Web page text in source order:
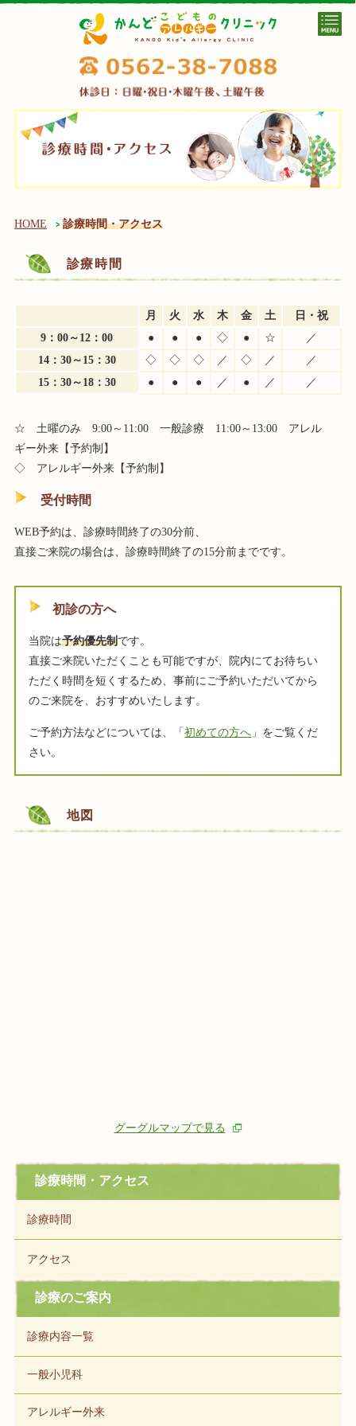
HOME 診療時間・アクセス
診療時間
月 火 水 木 金 土
日・祝
9：00～12：00
● ● ● ◇ ● ☆
／
14：30～15：30
◇ ◇ ◇ ／ ◇ ／
／
15：30～18：30
● ● ● ／ ● ／ ／
☆ 土曜のみ 9:00～11:00 一般診療 11:00～13:00 アレル
ギー外来【予約制】
◇ アレルギー外来【予約制】
受付時間
WEB予約は、診療時間終了の30分前、
直接ご来院の場合は、診療時間終了の15分前までです。
初診の方へ
当院は予約優先制です。
直接ご来院いただくことも可能ですが、院内にてお待ちい
ただく時間を短くするため、事前にご予約いただいてから
のご来院を、おすすめいたします。
ご予約方法などについては、「初めての方へ 」をご覧くだ
さい。
地図
グーグルマップで見る
診療時間・アクセス
診療時間
アクセス
診療のご案内
診療内容一覧
一般小児科
アレルギー外来